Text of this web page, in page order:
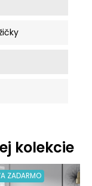
kolekcie
ZADARMO